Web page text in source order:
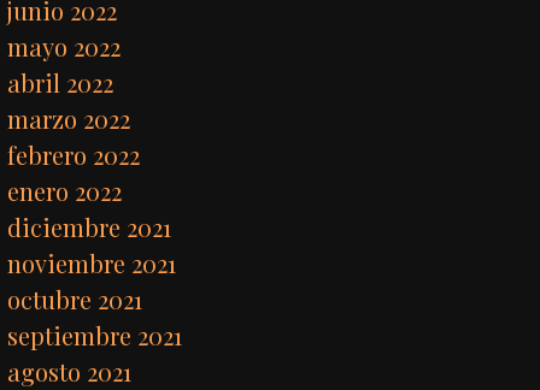
junio 2022
mayo 2022
abril 2022
marzo 2022
febrero 2022
enero 2022
diciembre 2021
noviembre 2021
octubre 2021
septiembre 2021
agosto 2021